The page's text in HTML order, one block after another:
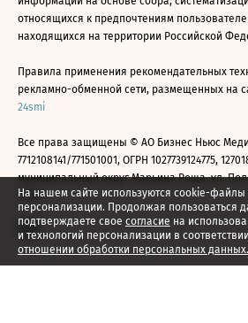
На нашем сайте используются cookie-файлы
персонализации. Продолжая пользоваться
подтверждаете свое согласие на
и технологий персонализации в
отношении обработки персональных данных.
относящихся к предпочтениям
находящихся на территории Российской
Правила применения рекомендательных
рекламно-обменной сети, размещенных на
24smi
Все права защищены © АО Бизнес Ньюс
7712108141/771501001, ОГРН 1027739124775,
муниципальный округ Марьина Роща, ул.
2026